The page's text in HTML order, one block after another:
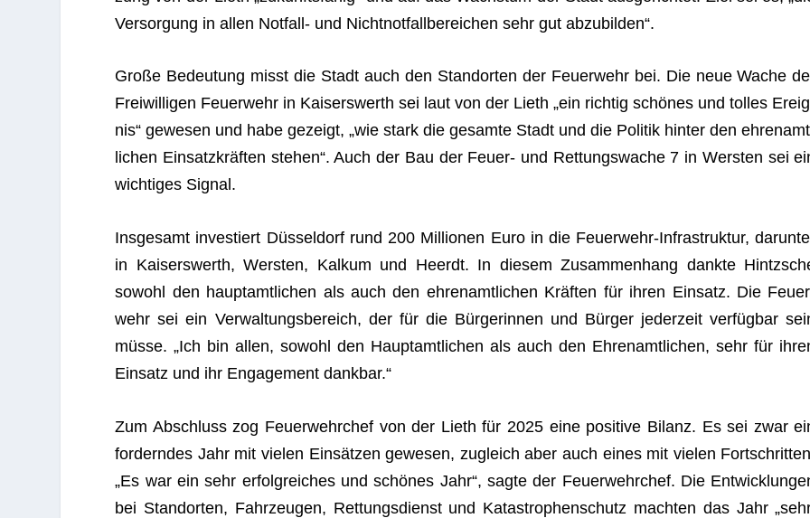
Ver­sor­gung in allen Not­fall- und Nicht­not­fall­be­rei­chen sehr gut abzubilden“.
Große Bedeu­tung misst die Stadt auch den Stand­or­ten der Feu­er­wehr bei. Die neue Wache
Frei­wil­li­gen Feu­er­wehr in Kai­sers­werth sei laut von der Lieth „ein rich­tig schö­nes und tol­les
nis“ gewe­sen und habe gezeigt, „wie stark die gesamte Stadt und die Poli­tik hin­ter den
li­chen Ein­satz­kräf­ten ste­hen“. Auch der Bau der Feuer- und Ret­tungs­wa­che 7 in Wers­ten sei
wich­ti­ges Signal.
Ins­ge­samt inves­tiert Düs­sel­dorf rund 200 Mil­lio­nen Euro in die Feu­er­wehr-Infra­struk­tur,
in Kai­sers­werth, Wers­ten, Kal­kum und Heerdt. In die­sem Zusam­men­hang dankte
sowohl den haupt­amt­li­chen als auch den ehren­amt­li­chen Kräf­ten für ihren Ein­satz. Die
wehr sei ein Ver­wal­tungs­be­reich, der für die Bür­ge­rin­nen und Bür­ger jeder­zeit ver­füg­bar
müsse. „Ich bin allen, sowohl den Haupt­amt­li­chen als auch den Ehren­amt­li­chen, sehr für
Ein­satz und ihr Enga­ge­ment dankbar.“
Zum Abschluss zog Feu­er­wehr­chef von der Lieth für 2025 eine posi­tive Bilanz. Es sei zwar
for­dern­des Jahr mit vie­len Ein­sät­zen gewe­sen, zugleich aber auch eines mit vie­len
„Es war ein sehr erfolg­rei­ches und schö­nes Jahr“, sagte der Feu­er­wehr­chef. Die
bei Stand­or­ten, Fahr­zeu­gen, Ret­tungs­dienst und Kata­stro­phen­schutz mach­ten das Jahr